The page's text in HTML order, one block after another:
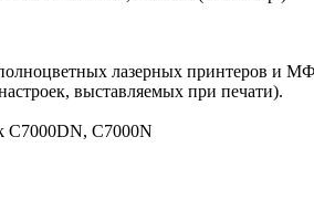
лазерных принтеров и
выставляемых при печати).
C7000DN, C7000N